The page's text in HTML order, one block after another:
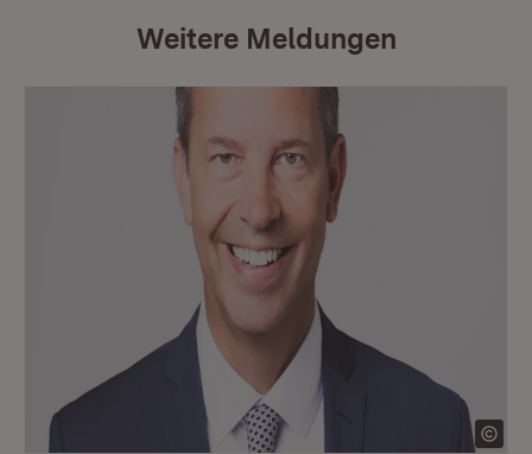
Weitere Meldungen